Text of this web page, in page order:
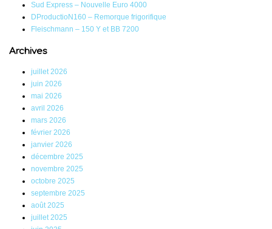
Sud Express – Nouvelle Euro 4000
DProductioN160 – Remorque frigorifique
Fleischmann – 150 Y et BB 7200
Archives
juillet 2026
juin 2026
mai 2026
avril 2026
mars 2026
février 2026
janvier 2026
décembre 2025
novembre 2025
octobre 2025
septembre 2025
août 2025
juillet 2025